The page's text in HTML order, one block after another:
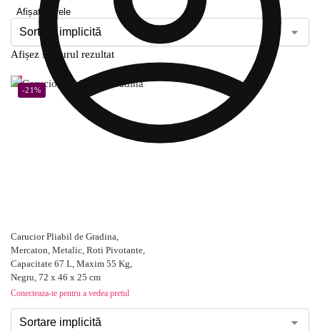
Afișați filtrele
Afișez singurul rezultat
-21%
Carucior Pliabil de Gradina,
Mercaton, Metalic, Roti Pivotante,
Capacitate 67 L, Maxim 55 Kg,
Negru, 72 x 46 x 25 cm
Conecteaza-te pentru a vedea pretul